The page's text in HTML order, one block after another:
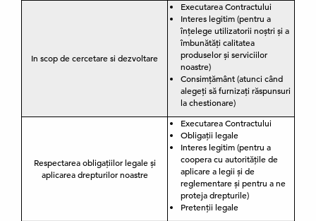
In scop de cercetare si dezvoltare
Executarea Contractului
Interes legitim (pentru a
înțelege utilizatorii noștri și a
îmbunătăți calitatea
produselor și serviciilor
noastre)
Consimțământ (atunci când
alegeți să furnizați răspunsuri
la chestionare)
Respectarea obligațiilor legale și
aplicarea drepturilor noastre
Executarea Contractului
Obligații legale
Interes legitim (pentru a
coopera cu autoritățile de
aplicare a legii și de
reglementare și pentru a ne
proteja drepturile)
Pretenții legale